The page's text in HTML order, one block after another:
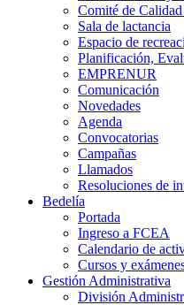
Comité de
Sala de lactancia
Espacio de
Planificación,
EMPRENUR
Comunicación
Novedades
Agenda
Convocatorias
Campañas
Llamados
Resoluciones de
Bedelía
Portada
Ingreso a FCEA
Calendario de
Cursos y
Gestión Administrativa
División